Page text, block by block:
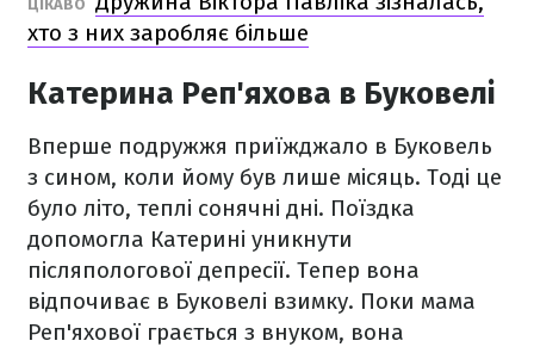
ЦІКАВО
хто з них заробляє більше
Катерина Реп'яхова в Буковелі
Вперше подружжя приїжджало в Буковель
з сином, коли йому був лише місяць. Тоді це
було літо, теплі сонячні дні. Поїздка
допомогла Катерині уникнути
післяпологової депресії. Тепер вона
відпочиває в Буковелі взимку. Поки мама
Реп'яхової грається з внуком, вона